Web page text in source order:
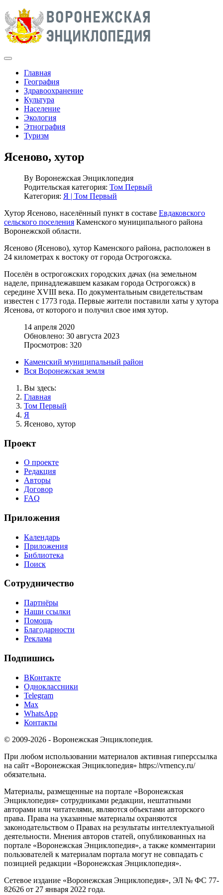
Главная
География
Здравоохранение
Культура
Население
Экология
Этнография
Туризм
Ясеново, хутор
By Воронежская Энциклопедия
Родительская категория: Том Первый
Категория: Я | Том Первый
Хутор Ясеново, населённый пункт в составе Евдаковского
сельского поселения Каменского муниципального района
Воронежской области.
Ясеново (Ясеново), хутор Каменского района, расположен в
24 километрах к востоку от города Острогожска.
Поселён в острогожских городских дачах (на земельном
наделе, принадлежавшем казакам города Острогожск) в
середине XVIII века. По документальным свидетельствам
известен с 1773 года. Первые жители поставили хаты у хутора
Ясенова, от которого и получил свое имя хутор.
14 апреля 2020
Обновлено: 30 августа 2023
Просмотров: 320
Каменский муниципальный район
Вся Воронежская земля
Вы здесь:
Главная
Том Первый
Я
Ясеново, хутор
Проект
О проекте
Редакция
Авторы
Договор
FAQ
Приложения
Календарь
Приложения
Библиотека
Поиск
Сотрудничество
Партнёры
Наши ссылки
Помощь
Благодарности
Реклама
Подпишись
ВКонтакте
Одноклассники
Telegram
Max
WhatsApp
Контакты
© 2009-2026 - Воронежская Энциклопедия.
При любом использовании материалов активная гиперссылка
на сайт «Воронежская Энциклопедия» https://vrnency.ru/
обязательна.
Материалы, размещенные на портале «Воронежская
Энциклопедия» сотрудниками редакции, нештатными
авторами или читателями, являются объектами авторского
права. Права на указанные материалы охраняются
законодательством о Правах на результаты интеллектуальной
деятельности. Мнения авторов статей, опубликованных на
портале «Воронежская Энциклопедия», а также комментарии
пользователей к материалам портала могут не совпадать с
позицией редакции «Воронежская Энциклопедия».
Сетевое издание «Воронежская Энциклопедия», ЭЛ № ФС 77-
82626 от 27 января 2022 года.